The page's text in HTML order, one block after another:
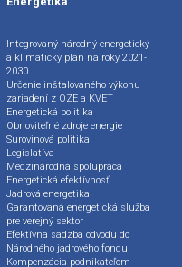
Integrovaný národný energetický
a klimatický plán na roky 2021-
2030
Určenie inštalovaného výkonu
zariadení z OZE a KVET
Energetická politika
Obnoviteľné zdroje energie
Surovinová politika
Legislatíva
Medzinárodná spolupráca
Energetická efektívnosť
Jadrová energetika
Garantovaná energetická služba
pre verejný sektor
Efektívna sadzba odvodu do
Národného jadrového fondu
Kompenzácia podnikateľom